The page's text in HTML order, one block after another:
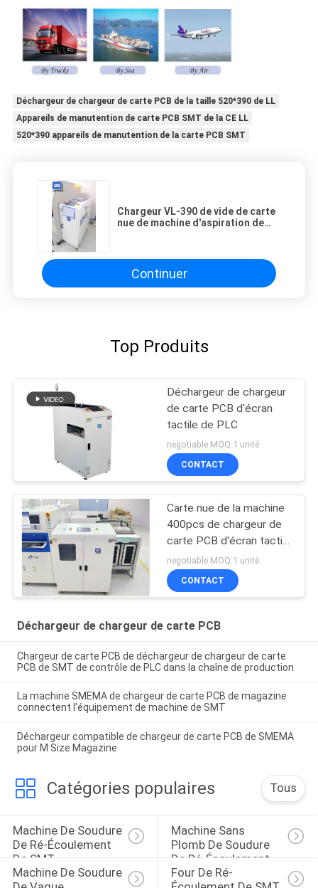
Déchargeur de chargeur de carte PCB de la taille 520*390 de LL
Appareils de manutention de carte PCB SMT de la CE LL
520*390 appareils de manutention de la carte PCB SMT
Chargeur VL-390 de vide de carte
nue de machine d'aspiration de
Continuer
Top Produits
Déchargeur de chargeur
de carte PCB d'écran
tactile de PLC
negotiable MOQ:1 unité
CONTACT
Carte nue de la machine
400pcs de chargeur de
carte PCB d'écran tactile
de PLC chargeant VL-
460
negotiable MOQ:1 unité
CONTACT
Déchargeur de chargeur de carte PCB
Chargeur de carte PCB de déchargeur de chargeur de carte
PCB de SMT de contrôle de PLC dans la chaîne de production
La machine SMEMA de chargeur de carte PCB de magazine
connectent l'équipement de machine de SMT
Déchargeur compatible de chargeur de carte PCB de SMEMA
pour M Size Magazine
Catégories populaires Tous
Machine De Soudure
De Ré-Écoulement
De SMT
Machine Sans
Plomb De Soudure
De Ré-Écoulement
Machine De Soudure
Four De Ré-